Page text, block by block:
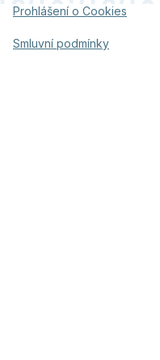
Prohlášení o Cookies
Smluvní podmínky